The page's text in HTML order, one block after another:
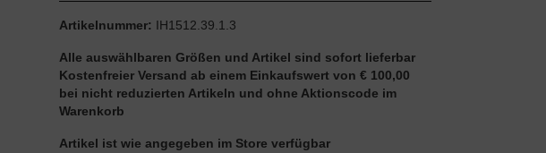
Artikelnummer: IH1512.39.1.3
Alle auswählbaren Größen und Artikel sind sofort lieferbar
Kostenfreier Versand ab einem Einkaufswert von € 100,00
bei nicht reduzierten Artikeln und ohne Aktionscode im
Warenkorb
Artikel ist wie angegeben im Store verfügbar